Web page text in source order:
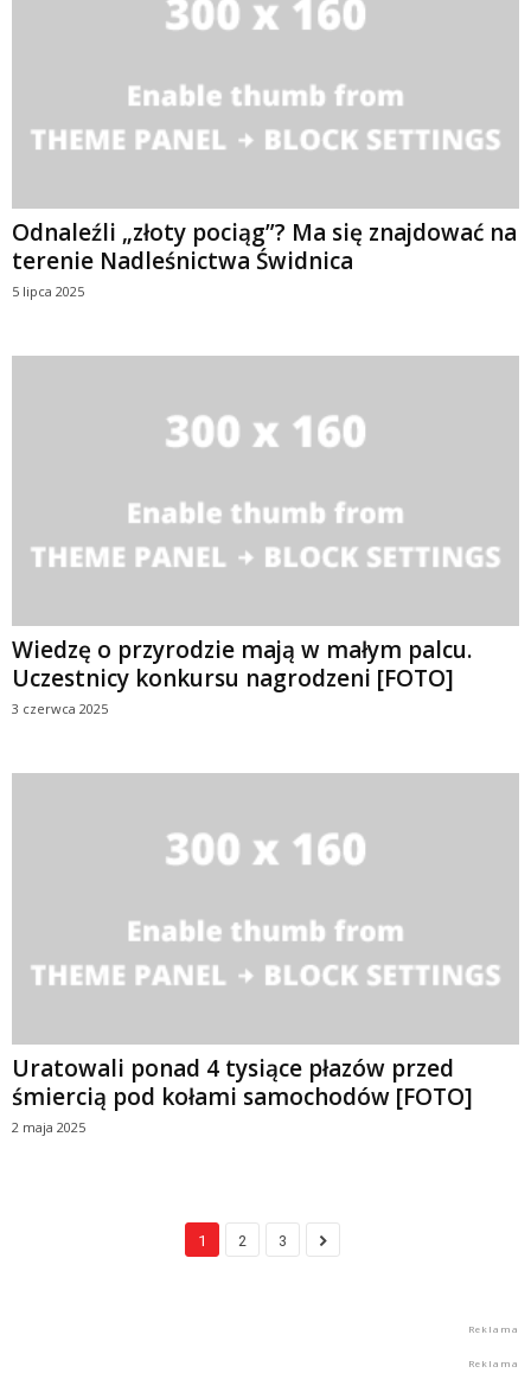
Odnaleźli „złoty pociąg”? Ma się znajdować na
terenie Nadleśnictwa Świdnica
5 lipca 2025
Wiedzę o przyrodzie mają w małym palcu.
Uczestnicy konkursu nagrodzeni [FOTO]
3 czerwca 2025
Uratowali ponad 4 tysiące płazów przed
śmiercią pod kołami samochodów [FOTO]
2 maja 2025
1 2 3